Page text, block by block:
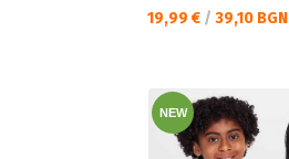
Текуща цена:
19,99 € / 39,10 BGN
NEW